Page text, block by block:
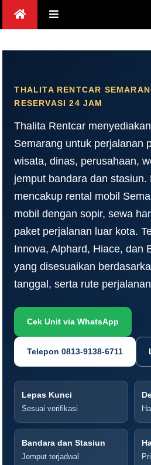
THALITA RENTCAR
RESERVASI 24 JAM
Thalita Rentcar
Semarang untuk perjalanan
wisata, dinas, perusahaan,
jemput bandara dan stasiun.
mencakup rental mobil
mobil dengan sopir, sewa
paket perjalanan luar kota.
Innova, Alphard, Hiace, dan
yang disesuaikan
tanggal, serta rute
Cek Unit via WhatsApp
Telepon 0813-9138-6711
Lepas Kunci
Sesuai verifikasi
Bandara dan Stasiun
Jemput terjadwal